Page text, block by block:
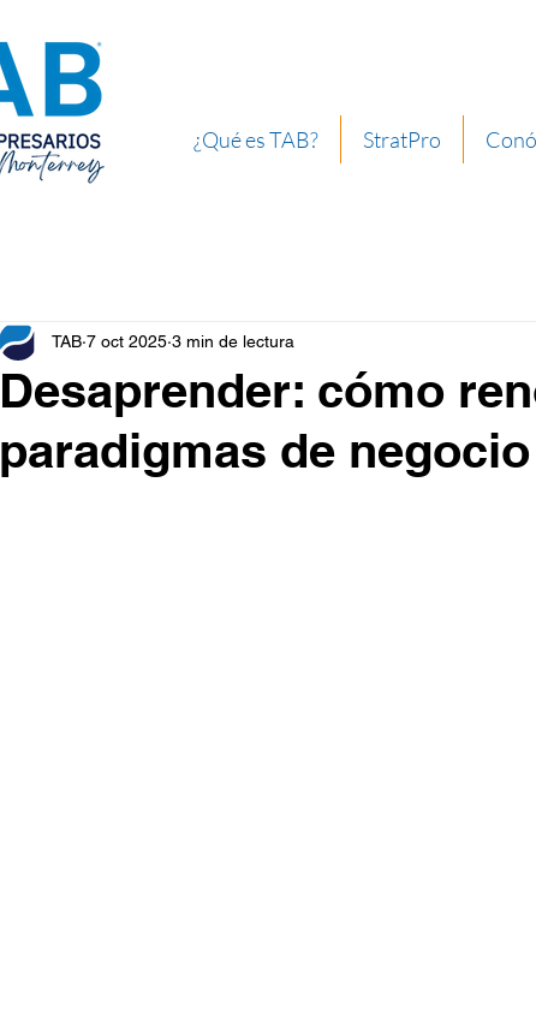
¿Qué es TAB? StratPro
Desaprender: cómo
paradigmas de negocio
TAB 7 oct 2025 3 min de lectura